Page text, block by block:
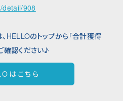
908
HELLOのトップから「合計獲得
確認ください♪
はこちら